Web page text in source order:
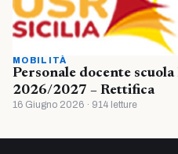
MOBILITÀ
Personale docente
2026/2027 – Rettifica
16 Giugno 2026 · 914 letture